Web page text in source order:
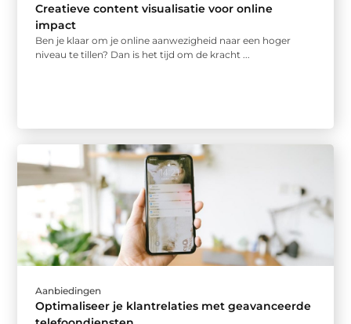
Creatieve content visualisatie voor online
impact
Ben je klaar om je online aanwezigheid naar een hoger
niveau te tillen? Dan is het tijd om de kracht ...
Aanbiedingen
Optimaliseer je klantrelaties met geavanceerde